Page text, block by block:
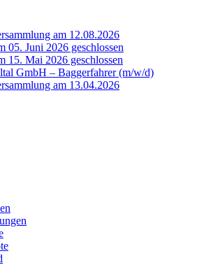
am 12.08.2026
05. Juni 2026 geschlossen
15. Mai 2026 geschlossen
GmbH – Baggerfahrer (m/w/d)
am 13.04.2026